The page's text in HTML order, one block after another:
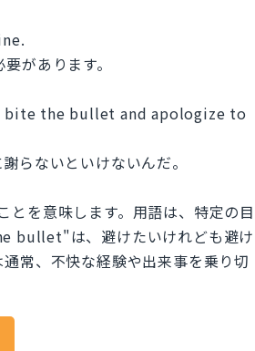
があります。
the bullet and apologize to
らないといけないんだ。
を意味します。用語は、特定の目
bullet"は、避けたいけれども避け
常、不快な経験や出来事を乗り切